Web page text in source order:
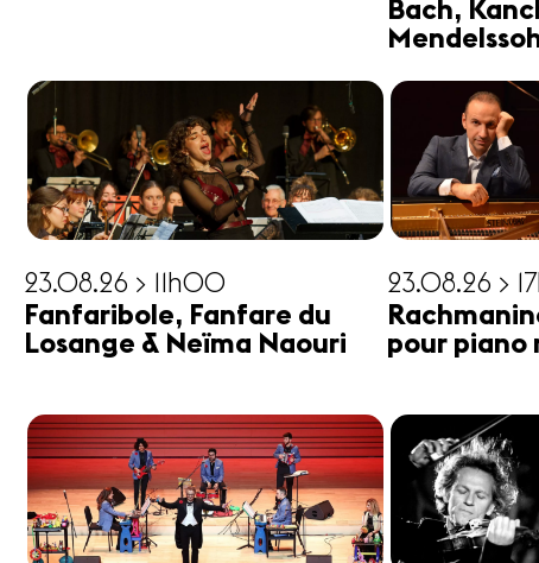
Bach,
23.08.26 > 11h00
Fanfaribole, Fanfare du
Losange & Neïma Naouri
23.08.26 >
pour piano